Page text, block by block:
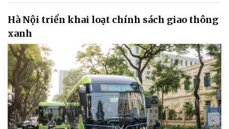
Hà Nội triển khai loạt chính sách giao thông
xanh